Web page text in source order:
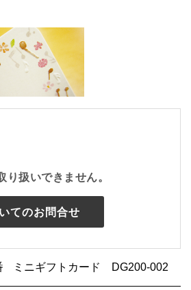
り扱いできません。
てのお問合せ
ミニギフトカード DG200-002